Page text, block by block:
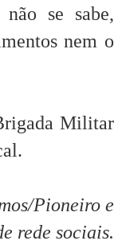
se sabe,
nem o
Militar
Pioneiro e
rede sociais.